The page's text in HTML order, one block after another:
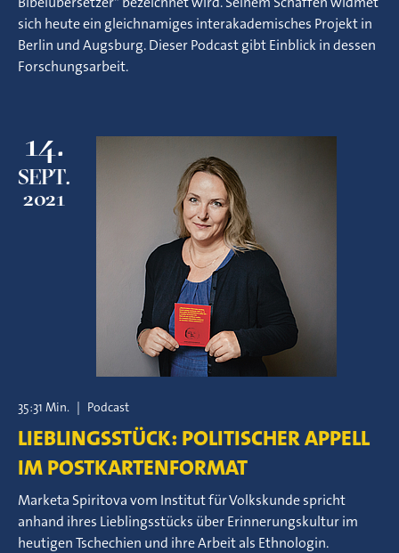
sich heute ein gleichnamiges interakademisches Projekt in
Berlin und Augsburg. Dieser Podcast gibt Einblick in dessen
Forschungsarbeit.
14.
SEPT.
2021
35:31 Min. | Podcast
LIEBLINGSSTÜCK: POLITISCHER APPELL
IM POSTKARTENFORMAT
Marketa Spiritova vom Institut für Volkskunde spricht
anhand ihres Lieblingsstücks über Erinnerungskultur im
heutigen Tschechien und ihre Arbeit als Ethnologin.